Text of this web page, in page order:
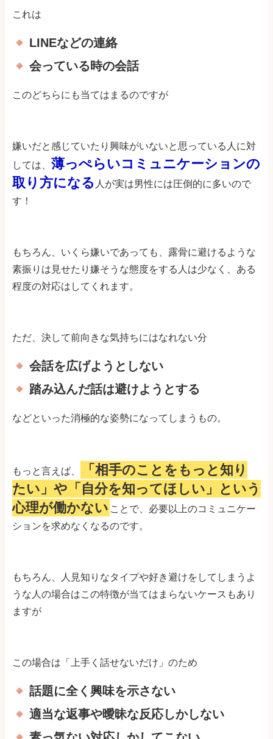
これは
LINEなどの連絡
会っている時の会話
このどちらにも当てはまるのですが
嫌いだと感じていたり興味がいないと思っている人に対
しては、 薄っぺらいコミュニケーションの
取り方になる 人が実は男性には圧倒的に多いので
す！
もちろん、いくら嫌いであっても、露骨に避けるような
素振りは見せたり嫌そうな態度をする人は少なく、ある
程度の対応はしてくれます。
ただ、決して前向きな気持ちにはなれない分
会話を広げようとしない
踏み込んだ話は避けようとする
などといった消極的な姿勢になってしまうもの。
もっと言えば、
「相手のことをもっと知り
たい」や「自分を知ってほしい」という
心理が働かない ことで、必要以上のコミュニケー
ションを求めなくなるのです。
もちろん、人見知りなタイプや好き避けをしてしまうよ
うな人の場合はこの特徴が当てはまらないケースもあり
ますが
この場合は「上手く話せないだけ」のため
話題に全く興味を示さない
適当な返事や曖昧な反応しかしない